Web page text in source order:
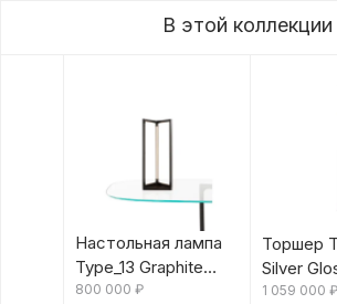
В этой коллекции
Настольная лампа
Type_13 Graphite
Glossy от Bugatti
800 000 ₽
Торшер
Silver
Bugatti
1 059 000 ₽